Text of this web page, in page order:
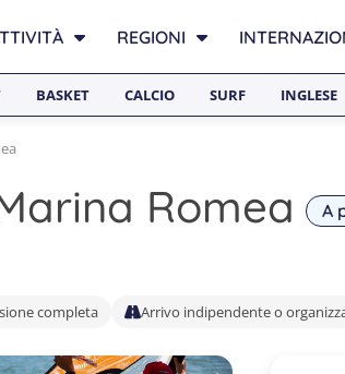
REGIONI
BASKET CALCIO SURF INGLESE
Romea A
completa Arrivo indipendente o